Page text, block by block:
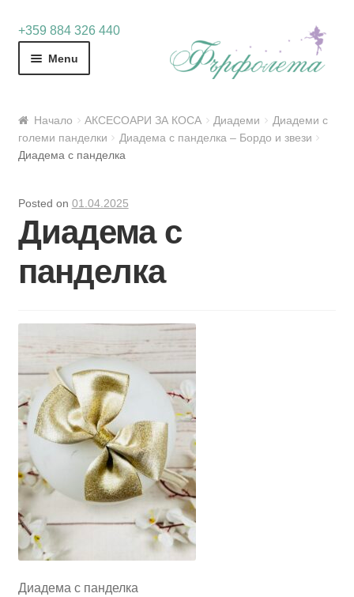
+359 884 326 440
Skip
Skip
Menu
Начало АКСЕСОАРИ ЗА КОСА Диадеми
Диадеми с
големи панделки
Диадема с панделка – Бордо и звези
Диадема с панделка
Posted on 01.04.2025
Диадема с
панделка
Диадема с панделка